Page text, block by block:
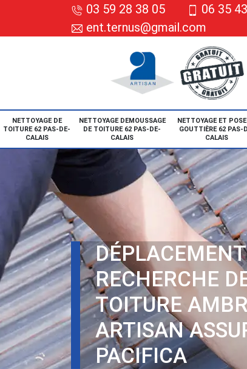
03 59 28 38 05
06 35
ent.ternus@gmail.com
NETTOYAGE DE
TOITURE 62 PAS-DE-
CALAIS
NETTOYAGE DEMOUSSAGE
DE TOITURE 62 PAS-DE-
CALAIS
NETTOYAGE ET
GOUTTIÈRE 62 PAS-
CALAIS
RECHERCHE
TOITURE
ARTISAN
PACIFICA